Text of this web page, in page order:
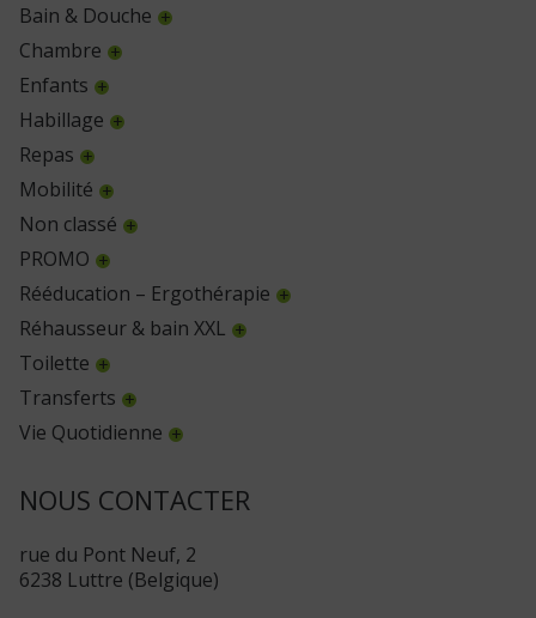
Bain & Douche
Chambre
Enfants
Habillage
Repas
Mobilité
Non classé
PROMO
Rééducation – Ergothérapie
Réhausseur & bain XXL
Toilette
Transferts
Vie Quotidienne
NOUS CONTACTER
rue du Pont Neuf, 2
6238 Luttre (Belgique)